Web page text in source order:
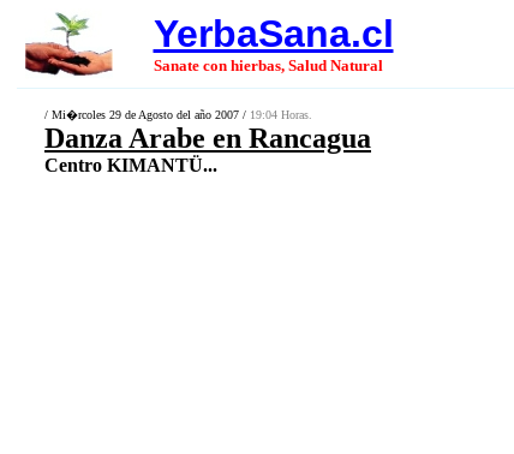
YerbaSana.cl
Sanate con hierbas, Salud Natural
/ Mi�rcoles 29 de Agosto del año 2007 / 19:04 Horas.
Danza Arabe en Rancagua
Centro KIMANTÜ...